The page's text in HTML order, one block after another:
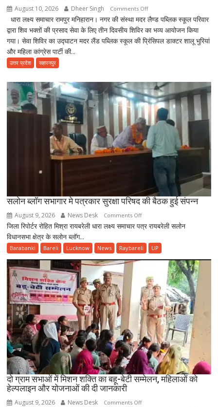
August 10, 2026 Dheer Singh Comments Offon
Saharanpur
NEWS
नगर
लैण्ड
पब्लिक
स्कूल
परिवार
द्वारा
तीन
दिवसीय
शिविर
भव्य
आयोजन
धारा लक्ष्य समाचार रामपुर मनिहारान। नगर की संस्था मदर लैण्ड पब्लिक स्कूल परिवार
द्वारा शिव भक्तों की प्रसाद सेवा के लिए तीन दिवसीय शिविर का भव्य आयोजन किया
गया। सेवा शिविर का उद्घाटन मदर लैंड पब्लिक स्कूल की प्रिंसिपल डाक्टर शालू भुरियां
और महिला कांग्रेस पार्टी की...
उत्तर प्रदेश सहारनपुर
सलोन ब्लॉग सभागार मे पत्रकार सुरक्षा परिषद की बैठक हुई संपन्न
August 9, 2026 News Desk Comments Offon
सलोन
सभागार
सुरक्षा
परिषद
की
बैठक
हुई
संपन्न
जिला रिपोर्टर रोहित मिश्रा रायबरेली धारा लक्ष्य समाचार पत्र रायबरेली सलोन
विधानसभा क्षेत्र के सलोन ब्लॉग...
Barabanki Bareli Lucknow News Raybareli UP
दो ग्राम सभाओं में मिशन शक्ति का बहू-बेटी सम्मेलन, महिलाओं को
हेल्पलाइन और योजनाओं की दी जानकारी
August 9, 2026 News Desk Comments Offon